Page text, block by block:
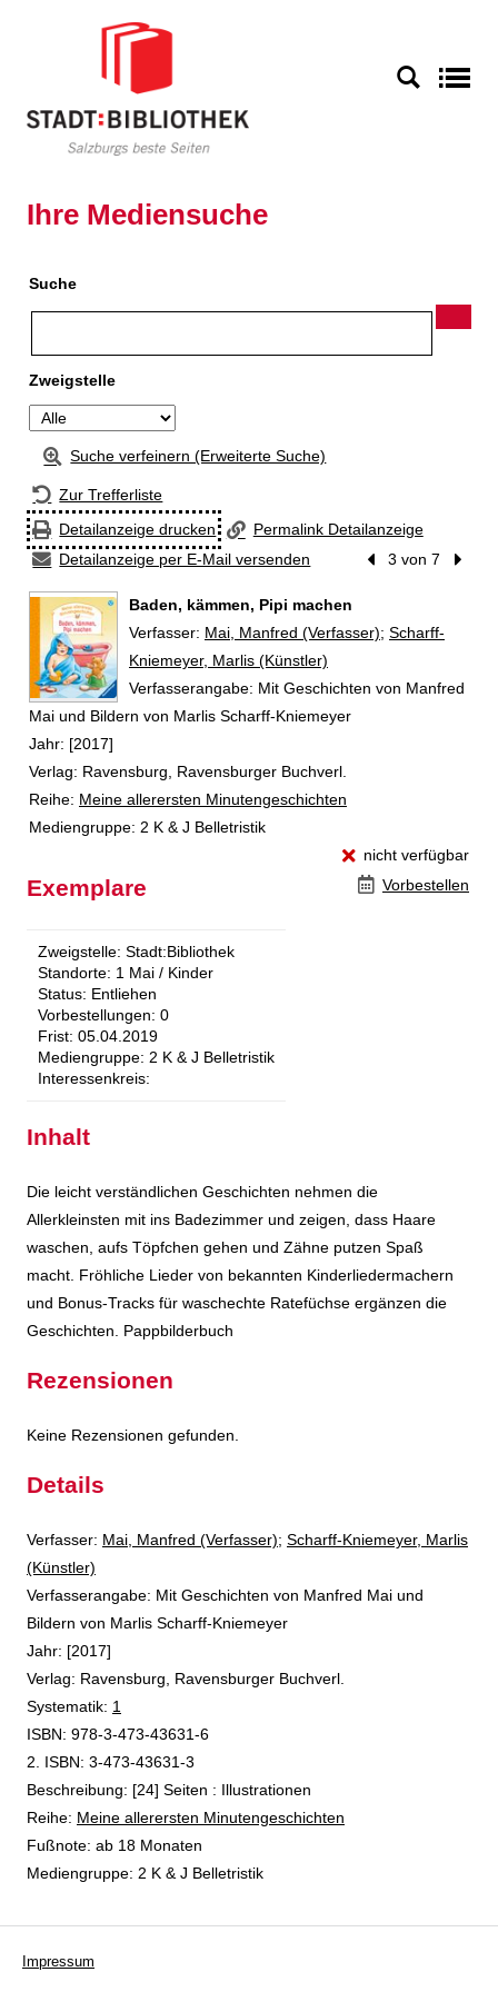
Ihre Mediensuche
Suche
Zweigstelle
Suche verfeinern (Erweiterte Suche)
Zur Trefferliste
Detailanzeige drucken
Permalink Detailanzeige
Detailanzeige per E-Mail versenden
Vorheriger Treffer
3 von 7
Baden, kämmen, Pipi machen
Verfasser: Suche nach diesem Verfasser
Mai, Manfred (Verfasser); Scharff-
Kniemeyer, Marlis (Künstler)
Verfasserangabe: Mit Geschichten von Manfred
Mai und Bildern von Marlis Scharff-Kniemeyer
Jahr: [2017]
Verlag: Ravensburg, Ravensburger Buchverl.
Reihe: Meine allerersten Minutengeschichten
Mediengruppe: 2 K & J Belletristik
nicht verfügbar
Vorbestellen
Exemplare
Zweigstelle: Stadt:Bibliothek
Standorte: 1 Mai / Kinder
Status: Entliehen
Vorbestellungen: 0
Frist: 05.04.2019
Mediengruppe: 2 K & J Belletristik
Interessenkreis:
Inhalt
Die leicht verständlichen Geschichten nehmen die
Allerkleinsten mit ins Badezimmer und zeigen, dass Haare
waschen, aufs Töpfchen gehen und Zähne putzen Spaß
macht. Fröhliche Lieder von bekannten Kinderliedermachern
und Bonus-Tracks für waschechte Ratefüchse ergänzen die
Geschichten. Pappbilderbuch
Rezensionen
Keine Rezensionen gefunden.
Details
Verfasser: Suche nach diesem Verfasser
Mai, Manfred (Verfasser); Scharff-Kniemeyer, Marlis
(Künstler)
Verfasserangabe: Mit Geschichten von Manfred Mai und
Bildern von Marlis Scharff-Kniemeyer
Jahr: [2017]
Verlag: Ravensburg, Ravensburger Buchverl.
opens in new tab
Diesen Link in neuem Tab öffnen
Systematik: Suche nach dieser Systematik
1
Suche nach diesem Interessenskreis
ISBN: 978-3-473-43631-6
2. ISBN: 3-473-43631-3
Beschreibung: [24] Seiten : Illustrationen
Reihe: Meine allerersten Minutengeschichten
Suche nach dieser Beteiligten Person
Fußnote: ab 18 Monaten
Mediengruppe: 2 K & J Belletristik
Impressum